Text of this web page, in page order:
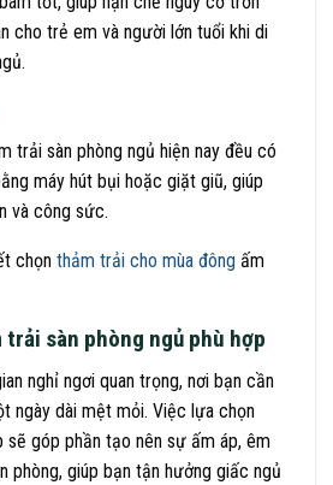
cho trẻ em và người lớn tuổi khi di
trải sàn phòng ngủ hiện nay đều có
máy hút bụi hoặc giặt giũ, giúp
và công sức.
chọn thảm trải cho mùa đông ấm
trải sàn phòng ngủ phù hợp
nghỉ ngơi quan trọng, nơi bạn cần
ngày dài mệt mỏi. Việc lựa chọn
sẽ góp phần tạo nên sự ấm áp, êm
phòng, giúp bạn tận hưởng giấc ngủ